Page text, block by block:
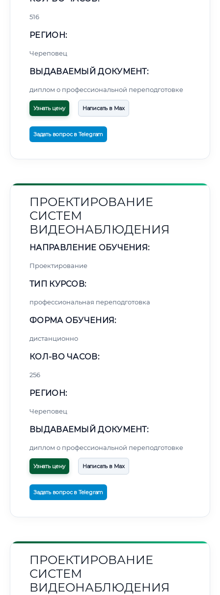
516
РЕГИОН:
Череповец
ВЫДАВАЕМЫЙ ДОКУМЕНТ:
диплом о профессиональной переподготовке
Узнать цену Написать в Max
Задать вопрос в Telegram
ПРОЕКТИРОВАНИЕ
СИСТЕМ
ВИДЕОНАБЛЮДЕНИЯ
НАПРАВЛЕНИЕ ОБУЧЕНИЯ:
Проектирование
ТИП КУРСОВ:
профессиональная переподготовка
ФОРМА ОБУЧЕНИЯ:
дистанционно
КОЛ-ВО ЧАСОВ:
256
РЕГИОН:
Череповец
ВЫДАВАЕМЫЙ ДОКУМЕНТ:
диплом о профессиональной переподготовке
Узнать цену Написать в Max
Задать вопрос в Telegram
ПРОЕКТИРОВАНИЕ
СИСТЕМ
ВИДЕОНАБЛЮДЕНИЯ